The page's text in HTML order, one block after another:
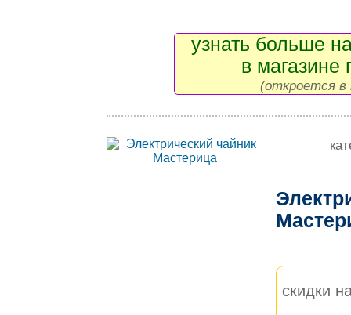
узнать больше
в магазине
(откроется в
скидки